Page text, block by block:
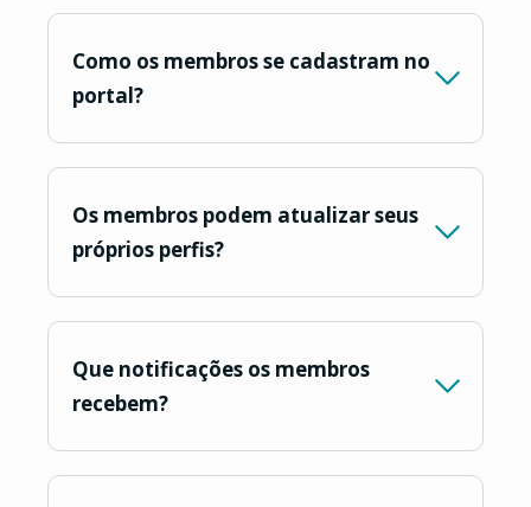
Como os membros se cadastram no
portal?
Os membros podem atualizar seus
próprios perfis?
Que notificações os membros
recebem?